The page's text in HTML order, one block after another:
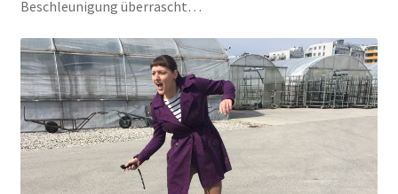
Beschleunigung überrascht…